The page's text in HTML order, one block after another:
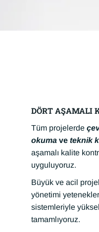
DÖRT AŞAMALI
Tüm projelerde
okuma veteknik
aşamalı kalite
uyguluyoruz.
Büyük ve acil
yönetimi
sistemleriyle
tamamlıyoruz.